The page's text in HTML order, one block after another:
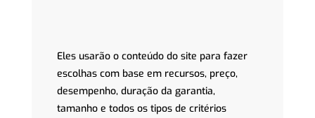
Eles usarão o conteúdo do site para fazer
escolhas com base em recursos, preço,
desempenho, duração da garantia,
tamanho e todos os tipos de critérios